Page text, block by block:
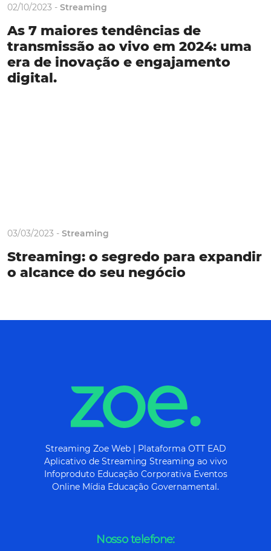
02/10/2023 - Streaming
As 7 maiores tendências de
transmissão ao vivo em 2024: uma
era de inovação e engajamento
digital.
03/03/2023 - Streaming
Streaming: o segredo para expandir
o alcance do seu negócio
Streaming Zoe Web | Plataforma OTT EAD
Aplicativo de Streaming Streaming ao vivo
Infoproduto Educação Corporativa Eventos
Online Mídia Educação Governamental.
Nosso telefone: